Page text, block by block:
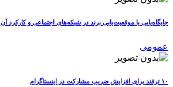
جایگاه‌یابی یا موقعیت‌یابی برند در شبکه‌های اجتماعی و کارکرد آن
عمومی
۱۰ ترفند برای افزایش ضریب مشارکت در اینستاگرام